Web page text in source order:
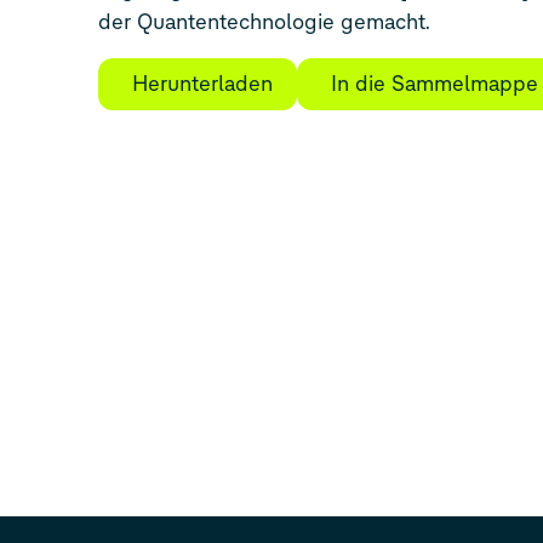
der Quantentechnologie gemacht.
Herunterladen In die Sammelmappe